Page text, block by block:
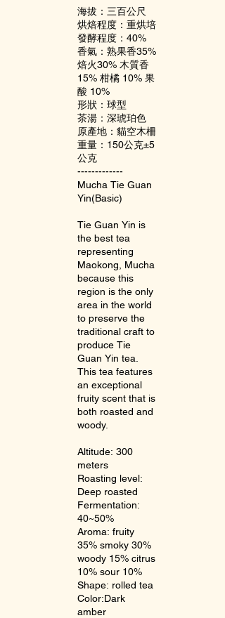
海拔：三百公尺
烘焙程度：重烘培
發酵程度：40%
香氣：熟果香35%
焙火30% 木質香
15% 柑橘 10% 果
酸 10%
形狀：球型
茶湯：深琥珀色
原產地：貓空木柵
重量：150公克±5
公克
-------------
Mucha Tie Guan
Yin(Basic)
Tie Guan Yin is
the best tea
representing
Maokong, Mucha
because this
region is the only
area in the world
to preserve the
traditional craft to
produce Tie
Guan Yin tea.
This tea features
an exceptional
fruity scent that is
both roasted and
woody.
Altitude: 300
meters
Roasting level:
Deep roasted
Fermentation:
40~50%
Aroma: fruity
35% smoky 30%
woody 15% citrus
10% sour 10%
Shape: rolled tea
Color:Dark
amber